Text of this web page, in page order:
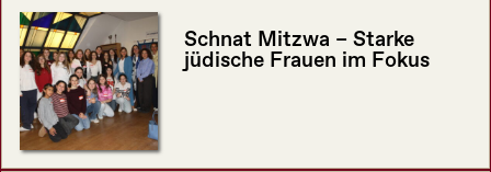
Schnat Mitzwa – Starke
jüdische Frauen im Fokus